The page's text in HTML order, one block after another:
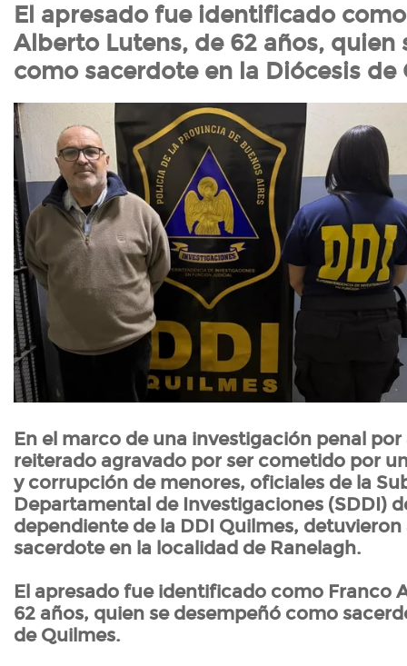
El apresado fue identificado
Alberto Lutens, de 62 años, quien
como sacerdote en la Diócesis de
En el marco de una investigación penal por
reiterado agravado por ser cometido por
y corrupción de menores, oficiales de la
Departamental de Investigaciones (SDDI)
dependiente de la DDI Quilmes, detuvieron
sacerdote en la localidad de Ranelagh.
El apresado fue identificado como Franco
62 años, quien se desempeñó como
de Quilmes.